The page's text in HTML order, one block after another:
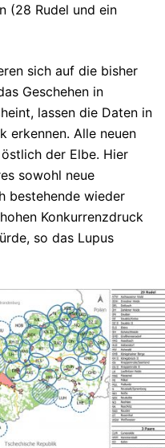
(28 Rudel und ein
sich auf die bisher
Geschehen in
lassen die Daten in
erkennen. Alle neuen
der Elbe. Hier
sowohl neue
bestehende wieder
Konkurrenzdruck
so das Lupus